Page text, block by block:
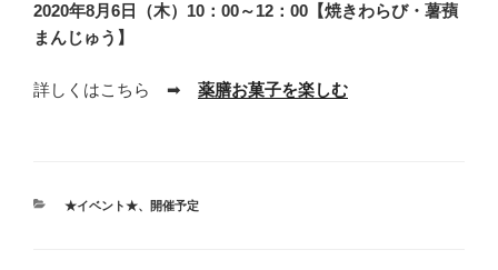
2020年8月6日（木）10：00～12：00【焼きわらび・薯蕷
まんじゅう】
詳しくはこちら ➡ 薬膳お菓子を楽しむ
カ
★イベント★、 開催予定